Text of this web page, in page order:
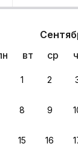
вт ср
1 2
8 9
15 16